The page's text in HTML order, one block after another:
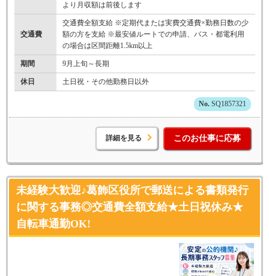
より月収額は前後します
交通費
交通費全額支給 ※定期代または実費交通費×勤務日数の少
額の方を支給 ※最安値ルートでの申請、バス・都電利用
の場合は区間距離1.5km以上
期間 9月上旬～長期
休日 土日祝・その他勤務日以外
SQ1857321
詳細を見る このお仕事に応募
未経験大歓迎♪葛飾区役所で郵送による書類発行
に関する事務◎交通費全額支給★土日祝休み★
自転車通勤OK!